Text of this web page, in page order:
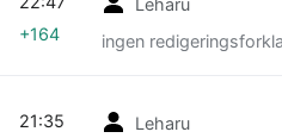
ingen
+164
Leharu
21:35